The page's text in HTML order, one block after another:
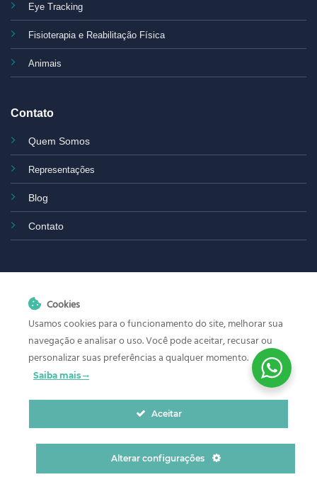
Eye Tracking
Fisioterapia e Reabilitação Física
Animais
Contato
Quem Somos
Representações
Blog
Contato
Os produtos anunciados neste sitebiolinkmedical.com.br
destinam-se exclusivamente à pesquisa científica (Research
Use Only – RUO), ressalvadas as exceções aplicáveis. Sua
aquisição, importação e utilização estão sujeitas à legislação
regulatórias específicas de cada produto.
Cookies
Usamos cookies para o funcionamento do site, melhorar sua
navegação e analisar o uso. Você pode aceitar, recusar ou
personalizar suas preferências a qualquer momento.
Saiba mais
Aceitar
Alterar configurações